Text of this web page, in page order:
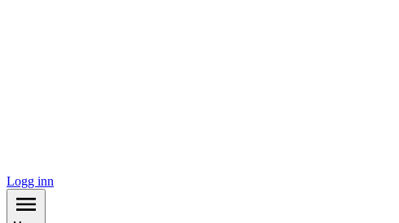
Logg inn